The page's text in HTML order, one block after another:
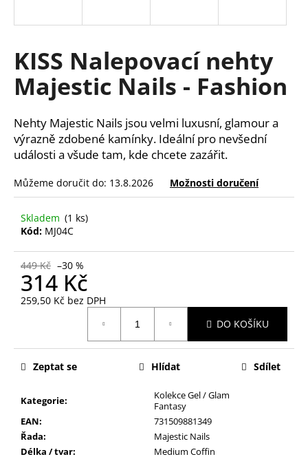
KISS Nalepovací nehty
Majestic Nails - Fashion
Nehty Majestic Nails jsou velmi luxusní, glamour a
výrazně zdobené kamínky. Ideální pro nevšední
události a všude tam, kde chcete zazářit.
Můžeme doručit do: 13.8.2026 Možnosti doručení
Skladem (1 ks)
Kód: MJ04C
449 Kč –30 %
314 Kč
259,50 Kč bez DPH
DO KOŠÍKU
Kategorie:
Kolekce Gel / Glam
Fantasy
EAN:
731509881349
Řada:
Majestic Nails
Délka / tvar:
Medium Coffin
Zeptat se Hlídat Sdílet
í
t
?
HLEDAT
D
o
p
o
u
m
PILNÍK
NA
NEHTY